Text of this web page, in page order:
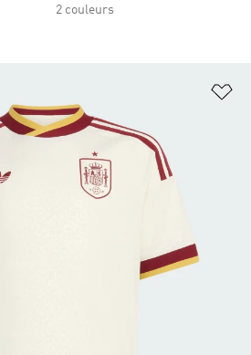
2 couleurs